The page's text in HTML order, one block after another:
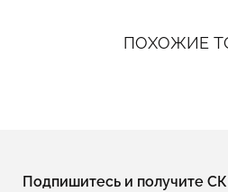
ПОХОЖИЕ
Подпишитесь и получите